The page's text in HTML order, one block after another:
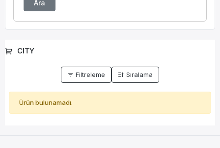
Ara
CITY
Filtreleme Sıralama
Ürün bulunamadı.